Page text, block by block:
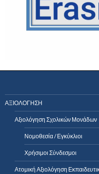
ΑΞΙΟΛΟΓΗΣΗ
Αξιολόγηση Σχολικών Μονάδων
Νομοθεσία / Εγκύκλιοι
Χρήσιμοι Σύνδεσμοι
Ατομική Αξιολόγηση